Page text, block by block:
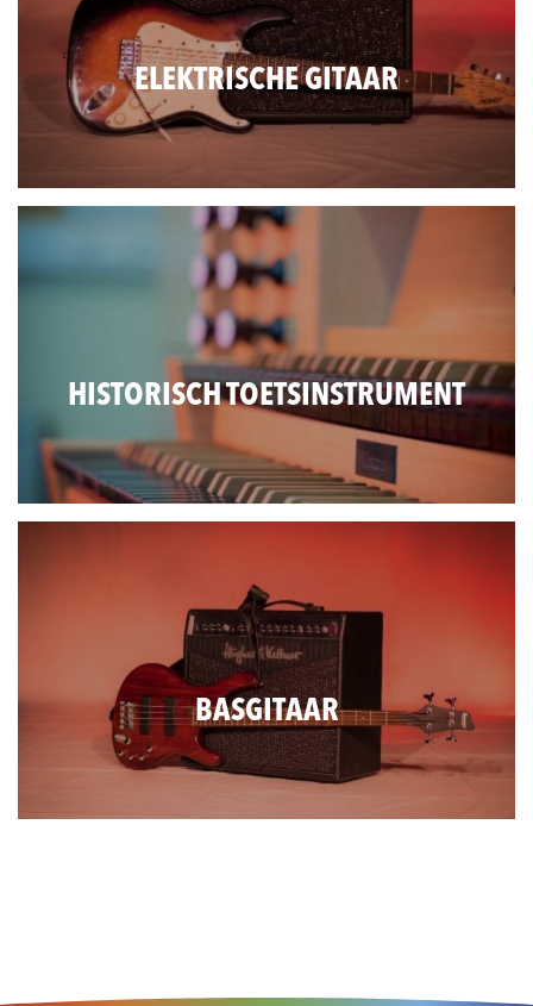
ELEKTRISCHE GITAAR
HISTORISCH TOETSINSTRUMENT
BASGITAAR